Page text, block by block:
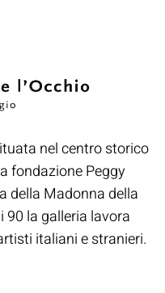
nel centro storico
fondazione Peggy
della Madonna della
90 la galleria lavora
italiani e stranieri.